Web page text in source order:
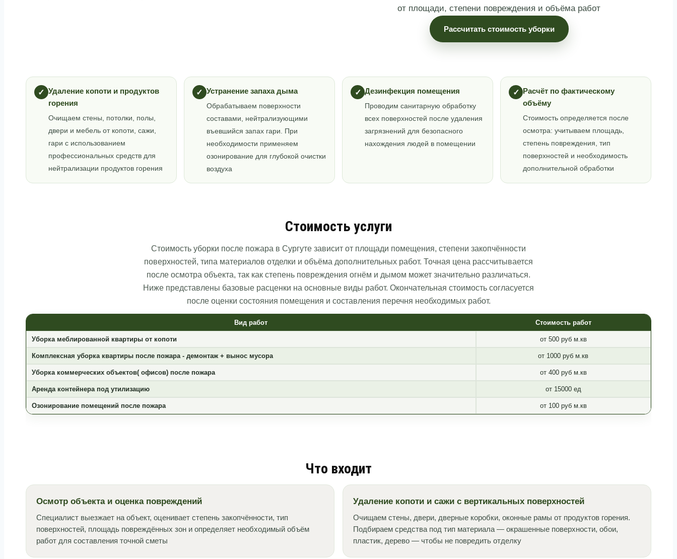
от площади, степени повреждения и объёма работ
Рассчитать стоимость уборки
✓ Удаление копоти и продуктов
горения
Очищаем стены, потолки, полы,
двери и мебель от копоти, сажи,
гари с использованием
профессиональных средств для
нейтрализации продуктов горения
✓ Устранение запаха дыма
Обрабатываем поверхности
составами, нейтрализующими
въевшийся запах гари. При
необходимости применяем
озонирование для глубокой очистки
воздуха
✓ Дезинфекция помещения
Проводим санитарную обработку
всех поверхностей после удаления
загрязнений для безопасного
нахождения людей в помещении
✓
Расчёт по фактическому
объёму
Стоимость определяется после
осмотра: учитываем площадь,
степень повреждения, тип
поверхностей и необходимость
дополнительной обработки
Стоимость услуги
Стоимость уборки после пожара в Сургуте зависит от площади помещения, степени закопчённости
поверхностей, типа материалов отделки и объёма дополнительных работ. Точная цена рассчитывается
после осмотра объекта, так как степень повреждения огнём и дымом может значительно различаться.
Ниже представлены базовые расценки на основные виды работ. Окончательная стоимость согласуется
после оценки состояния помещения и составления перечня необходимых работ.
Вид работ Стоимость работ
Уборка меблированной квартиры от копоти от 500 руб м.кв
Комплексная уборка квартиры после пожара - демонтаж + вынос мусора от 1000 руб м.кв
Уборка коммерческих объектов( офисов) после пожара от 400 руб м.кв
Аренда контейнера под утилизацию от 15000 ед
Озонирование помещений после пожара от 100 руб м.кв
Что входит
Осмотр объекта и оценка повреждений
Специалист выезжает на объект, оценивает степень закопчённости, тип
поверхностей, площадь повреждённых зон и определяет необходимый объём
работ для составления точной сметы
Удаление копоти и сажи с вертикальных поверхностей
Очищаем стены, двери, дверные коробки, оконные рамы от продуктов горения.
Подбираем средства под тип материала — окрашенные поверхности, обои,
пластик, дерево — чтобы не повредить отделку